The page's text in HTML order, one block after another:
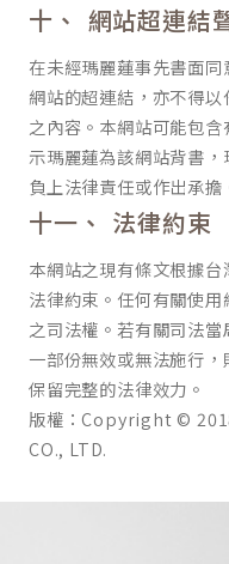
網站超連結
在未經瑪麗蓮事先書面
網站的超連結，亦不得
之內容。本網站可能包
示瑪麗蓮為該網站背書
負上法律責任或作出承擔
法律約束
本網站之現有條文根據
法律約束。任何有關使
之司法權。若有關司法
一部份無效或無法施行
保留完整的法律效力。
版權：Copyright ©
CO., LTD.